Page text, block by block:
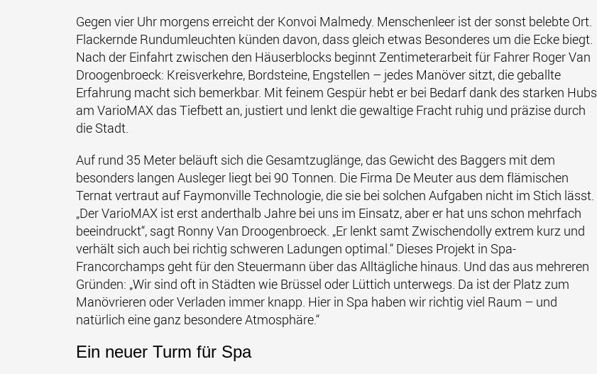
Gegen vier Uhr morgens erreicht der Konvoi Malmedy. Menschenleer ist der sonst belebte Ort.
Flackernde Rundumleuchten künden davon, dass gleich etwas Besonderes um die Ecke biegt.
Nach der Einfahrt zwischen den Häuserblocks beginnt Zentimeterarbeit für Fahrer Roger Van
Droogenbroeck: Kreisverkehre, Bordsteine, Engstellen – jedes Manöver sitzt, die geballte
Erfahrung macht sich bemerkbar. Mit feinem Gespür hebt er bei Bedarf dank des starken Hubs
am VarioMAX das Tiefbett an, justiert und lenkt die gewaltige Fracht ruhig und präzise durch
die Stadt.
Auf rund 35 Meter beläuft sich die Gesamtzuglänge, das Gewicht des Baggers mit dem
besonders langen Ausleger liegt bei 90 Tonnen. Die Firma De Meuter aus dem flämischen
Ternat vertraut auf Faymonville Technologie, die sie bei solchen Aufgaben nicht im Stich lässt.
„Der VarioMAX ist erst anderthalb Jahre bei uns im Einsatz, aber er hat uns schon mehrfach
beeindruckt“, sagt Ronny Van Droogenbroeck. „Er lenkt samt Zwischendolly extrem kurz und
verhält sich auch bei richtig schweren Ladungen optimal.“ Dieses Projekt in Spa-
Francorchamps geht für den Steuermann über das Alltägliche hinaus. Und das aus mehreren
Gründen: „Wir sind oft in Städten wie Brüssel oder Lüttich unterwegs. Da ist der Platz zum
Manövrieren oder Verladen immer knapp. Hier in Spa haben wir richtig viel Raum – und
natürlich eine ganz besondere Atmosphäre.“
Ein neuer Turm für Spa